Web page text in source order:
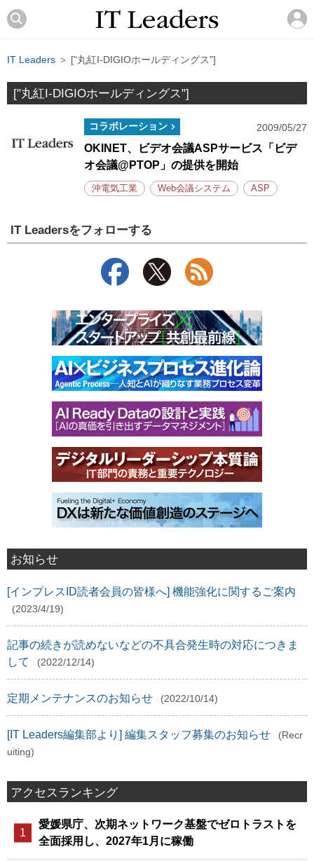
IT Leaders ＞ ["丸紅I-DIGIOホールディングス"]
["丸紅I-DIGIOホールディングス"]
コラボレーション 2009/05/27
OKINET、ビデオ会議ASPサービス「ビデ
オ会議@PTOP」の提供を開始
沖電気工業 Web会議システム ASP
IT Leadersをフォローする
お知らせ
[インプレスID読者会員の皆様へ] 機能強化に関するご案内
(2023/4/19)
記事の続きが読めないなどの不具合発生時の対応につきま
して
(2022/12/14)
定期メンテナンスのお知らせ (2022/10/14)
[IT Leaders編集部より] 編集スタッフ募集のお知らせ
(Recr
uiting)
アクセスランキング
愛媛県庁、次期ネットワーク基盤でゼロトラストを
全面採用し、2027年1月に稼働